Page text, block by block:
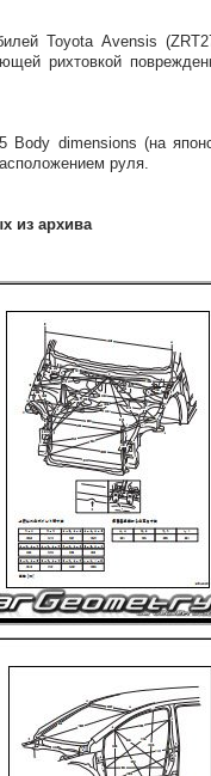
Toyota Avensis
рихтовкой
Body dimensions (на
руля.
из архива